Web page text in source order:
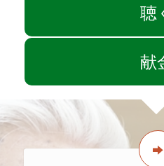
聴
献